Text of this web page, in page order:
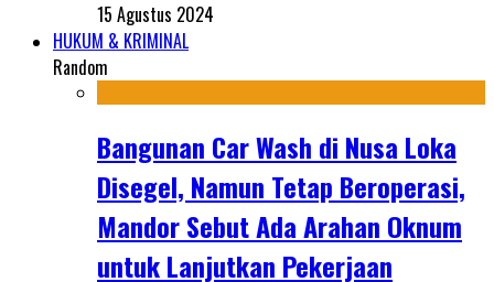
15 Agustus 2024
HUKUM & KRIMINAL
Random
Bangunan Car Wash di Nusa Loka
Disegel, Namun Tetap Beroperasi,
Mandor Sebut Ada Arahan Oknum
untuk Lanjutkan Pekerjaan